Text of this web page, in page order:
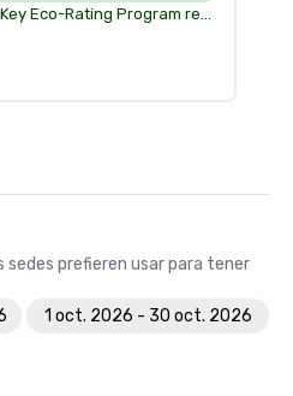
Green Key Eco-Rating Program recognize your accomplishment in environment management and corporate social responsability
sedes prefieren usar para tener
1 oct. 2026 - 30 oct. 2026